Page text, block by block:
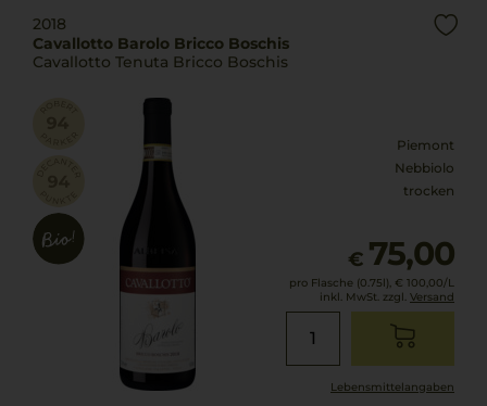
2018
Cavallotto Barolo Bricco Boschis
Cavallotto Tenuta Bricco Boschis
Piemont
Nebbiolo
trocken
€ 75,00
pro Flasche (0.75l), € 100,00/L
inkl. MwSt. zzgl. Versand
Lebensmittel­angaben